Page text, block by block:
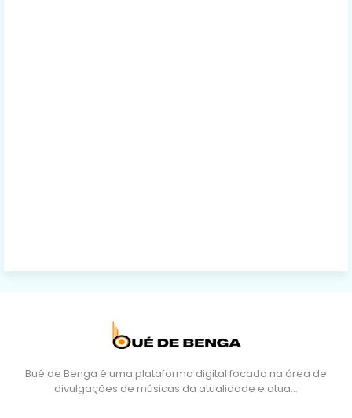
Bué de Benga é uma plataforma digital focado na área de
divulgações de músicas da atualidade e atua…